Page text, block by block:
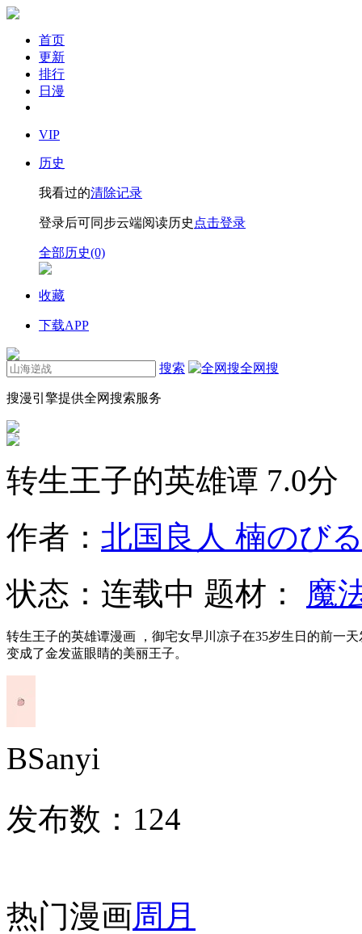
首页
更新
排行
日漫
VIP
历史
我看过的清除记录
登录后可同步云端阅读历史 点击登录
全部历史(0)
收藏
下载APP
搜索 全网搜
搜漫引擎提供全网搜索服务
转生王子的英雄谭 7.0分
作者： 北国良人 楠のび
状态： 连载中 题材： 魔
转生王子的英雄谭漫画 ，御宅女早川凉子在35岁生日的前一
变成了金发蓝眼睛的美丽王子。
BSanyi
发布数： 124
热门漫画周 月